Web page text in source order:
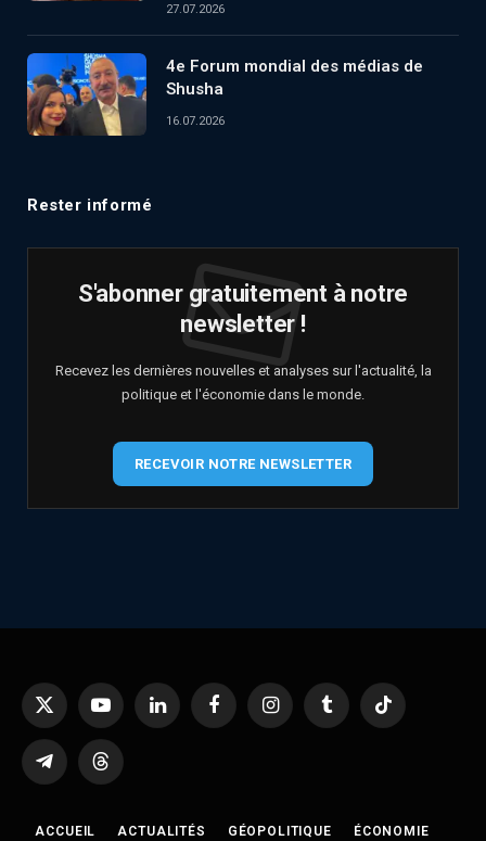
27.07.2026
4e Forum mondial des médias de
Shusha
16.07.2026
Rester informé
S'abonner gratuitement à notre
newsletter !
Recevez les dernières nouvelles et analyses sur l'actualité, la
politique et l'économie dans le monde.
RECEVOIR NOTRE NEWSLETTER
X
YouTubeLinkedIn FacebookInstagramTumblr TikTok
TelegramThreads
ACCUEIL ACTUALITÉS GÉOPOLITIQUE ÉCONOMIE